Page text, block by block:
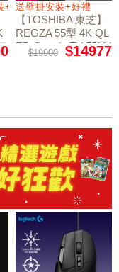
+好禮贈
送壁掛安裝+好禮
【TOSHIBA 東芝】
REGZA 55型 4K QL
ED Google TV 55M4
50NT液晶顯示器｜
$19900 $14977